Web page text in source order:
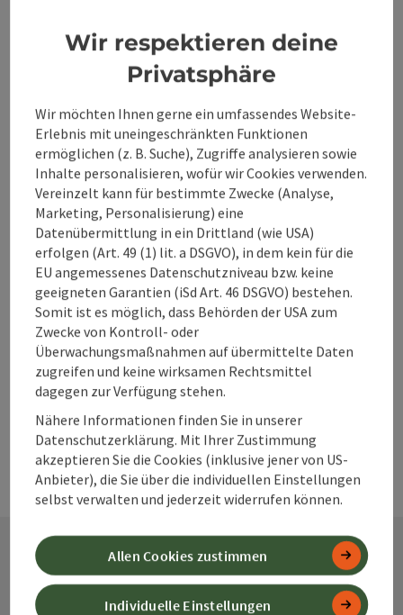
Barrierefreiheit
Beitrag merken
zum Merkzettel
PDF erstellen
Beitrag drucken
In der Nähe
powered byTOURDATA Änderung vorschlagen
Kontakt
Wir respektieren deine
Privatsphäre
Wir möchten Ihnen gerne ein umfassendes Website-
Erlebnis mit uneingeschränkten Funktionen
ermöglichen (z. B. Suche), Zugriffe analysieren sowie
Inhalte personalisieren, wofür wir Cookies verwenden.
Vereinzelt kann für bestimmte Zwecke (Analyse,
Marketing, Personalisierung) eine
Datenübermittlung in ein Drittland (wie USA)
erfolgen (Art. 49 (1) lit. a DSGVO), in dem kein für die
EU angemessenes Datenschutzniveau bzw. keine
geeigneten Garantien (iSd Art. 46 DSGVO) bestehen.
Somit ist es möglich, dass Behörden der USA zum
Zwecke von Kontroll- oder
Überwachungsmaßnahmen auf übermittelte Daten
zugreifen und keine wirksamen Rechtsmittel
dagegen zur Verfügung stehen.
Nähere Informationen finden Sie in unserer
Datenschutzerklärung. Mit Ihrer Zustimmung
akzeptieren Sie die Cookies (inklusive jener von US-
Anbieter), die Sie über die individuellen Einstellungen
selbst verwalten und jederzeit widerrufen können.
Individuelle Einstellungen
Allen Cookies zustimmen